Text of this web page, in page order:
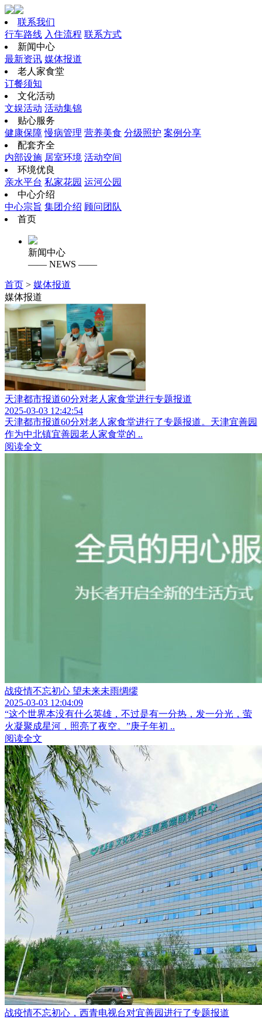
联系我们
行车路线 入住流程 联系方式
新闻中心
最新资讯 媒体报道
老人家食堂
订餐须知
文化活动
文娱活动 活动集锦
贴心服务
健康保障 慢病管理 营养美食 分级照护 案例分享
配套齐全
内部设施 居室环境 活动空间
环境优良
亲水平台 私家花园 运河公园
中心介绍
中心宗旨 集团介绍 顾问团队
首页
新闻中心
—— NEWS ——
首页 > 媒体报道
媒体报道
天津都市报道60分对老人家食堂进行专题报道
2025-03-03 12:42:54
天津都市报道60分对老人家食堂进行了专题报道。天津宜善园
作为中北镇宜善园老人家食堂的 ..
阅读全文
战疫情不忘初心 望未来未雨绸缪
2025-03-03 12:04:09
“这个世界本没有什么英雄，不过是有一分热，发一分光，萤
火凝聚成星河，照亮了夜空。”庚子年初 ..
阅读全文
战疫情不忘初心，西青电视台对宜善园进行了专题报道